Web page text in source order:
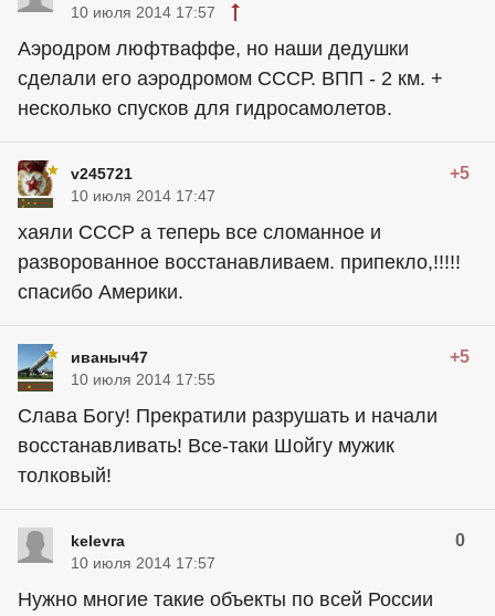
10 июля 2014 17:57
Аэродром люфтваффе, но наши дедушки
сделали его аэродромом СССР. ВПП - 2 км. +
несколько спусков для гидросамолетов.
v245721 +5
10 июля 2014 17:47
хаяли СССР а теперь все сломанное и
разворованное восстанавливаем. припекло,!!!!!
спасибо Америки.
иваныч47 +5
10 июля 2014 17:55
Слава Богу! Прекратили разрушать и начали
восстанавливать! Все-таки Шойгу мужик
толковый!
kelevra 0
10 июля 2014 17:57
Нужно многие такие объекты по всей России